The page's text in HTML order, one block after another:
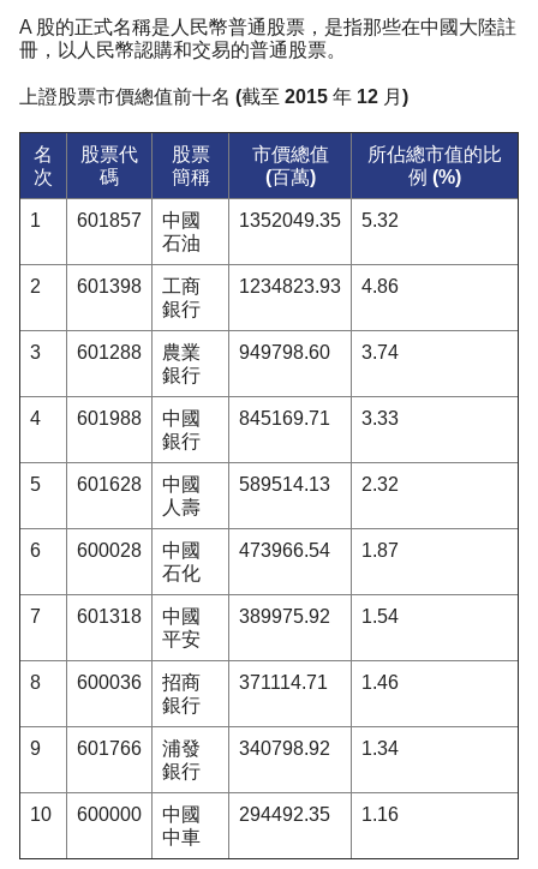
A 股的正式名稱是人民幣普通股票，是指那些在中國大陸註
冊，以人民幣認購和交易的普通股票。
上證股票市價總值前十名 (截至 2015 年 12 月)
名
次
股票代
碼
股票
簡稱
市價總值
(百萬)
所佔總市值的比
例 (%)
1 601857
中國
石油
1352049.35 5.32
2 601398
工商
銀行
1234823.93 4.86
3 601288
農業
銀行
949798.60 3.74
4 601988
中國
銀行
845169.71 3.33
5 601628
中國
人壽
589514.13 2.32
6 600028
中國
石化
473966.54 1.87
7 601318
中國
平安
389975.92 1.54
8 600036
招商
銀行
371114.71 1.46
9 601766
浦發
銀行
340798.92 1.34
10 600000
中國
中車
294492.35 1.16